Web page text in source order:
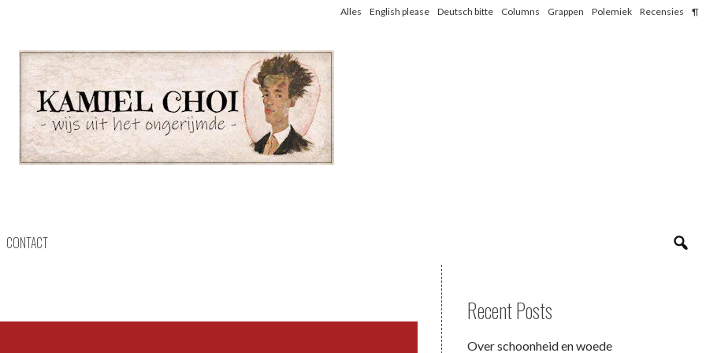
Alles English please Deutsch bitte Columns Grappen Polemiek Recensies ¶
CONTACT
Recent Posts
Over schoonheid en woede